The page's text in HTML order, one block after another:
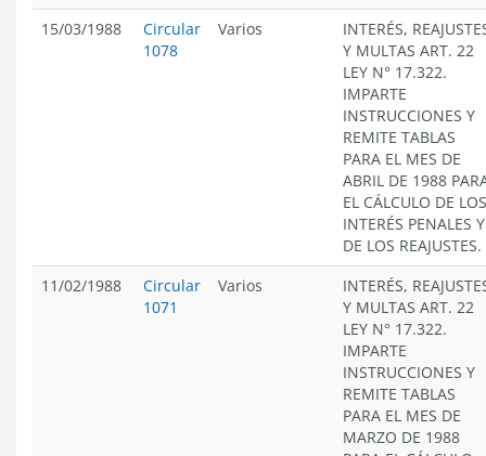
15/03/1988
Circular
1078
Varios
INTERÉS,
Y MULTAS ART. 22
LEY N° 17.322.
IMPARTE
INSTRUCCIONES Y
REMITE TABLAS
PARA EL MES DE
ABRIL DE 1988
EL CÁLCULO DE LOS
INTERÉS PENALES Y
DE LOS REAJUSTES.
11/02/1988
Circular
1071
Varios
INTERÉS,
Y MULTAS ART. 22
LEY N° 17.322.
IMPARTE
INSTRUCCIONES Y
REMITE TABLAS
PARA EL MES DE
MARZO DE 1988